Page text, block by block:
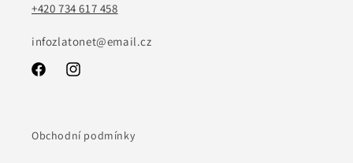
+420 734 617 458
infozlatonet@email.cz
FacebookInstagram
Obchodní podmínky